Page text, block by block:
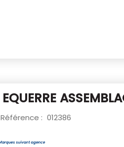
EQUERRE
Référence : 012386